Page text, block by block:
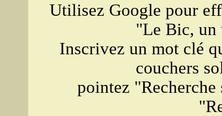
Utilisez Google pour
"Le Bic, un
Inscrivez un mot clé
couchers
pointez